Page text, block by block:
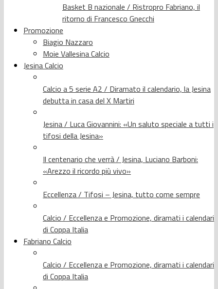
Basket B nazionale / Ristropro Fabriano, il
ritorno di Francesco Gnecchi
Promozione
Biagio Nazzaro
Moie Vallesina Calcio
Jesina Calcio
Calcio a 5 serie A2 / Diramato il calendario, la Jesina
debutta in casa del X Martiri
Jesina / Luca Giovannini: «Un saluto speciale a tutti i
tifosi della Jesina»
Il centenario che verrà / Jesina, Luciano Barboni:
«Arezzo il ricordo più vivo»
Eccellenza / Tifosi – Jesina, tutto come sempre
Calcio / Eccellenza e Promozione, diramati i calendari
di Coppa Italia
Fabriano Calcio
Calcio / Eccellenza e Promozione, diramati i calendari
di Coppa Italia